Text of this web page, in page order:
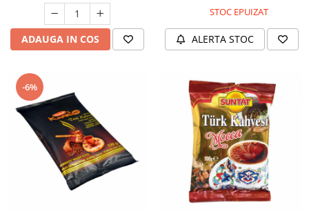
ADAUGA IN COS
STOC EPUIZAT
ALERTA STOC
-6%